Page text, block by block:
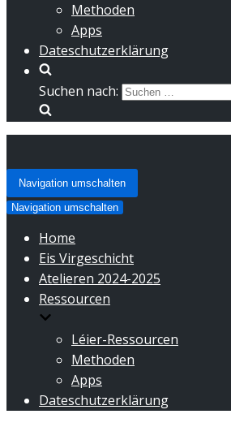
Methoden
Apps
Dateschutzerklärung
Suchen nach:
Navigation umschalten
Navigation umschalten
Home
Eis Virgeschicht
Atelieren 2024-2025
Ressourcen
Léier-Ressourcen
Methoden
Apps
Dateschutzerklärung